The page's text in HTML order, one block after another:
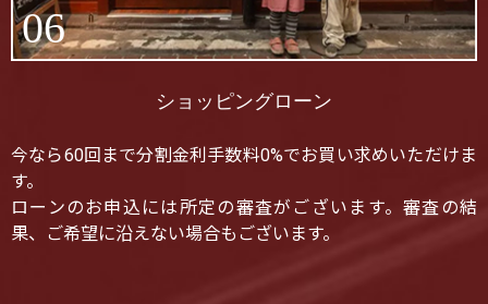
06
ショッピングローン
今なら60回まで分割金利手数料0%でお買い求めいただけま
す。
ローンのお申込には所定の審査がございます。審査の結
果、ご希望に沿えない場合もございます。